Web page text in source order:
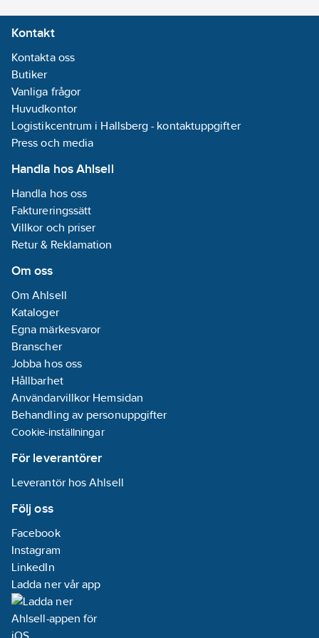
Kontakt
Kontakta oss
Butiker
Vanliga frågor
Huvudkontor
Logistikcentrum i Hallsberg - kontaktuppgifter
Press och media
Handla hos Ahlsell
Handla hos oss
Faktureringssätt
Villkor och priser
Retur & Reklamation
Om oss
Om Ahlsell
Kataloger
Egna märkesvaror
Branscher
Jobba hos oss
Hållbarhet
Användarvillkor Hemsidan
Behandling av personuppgifter
Cookie-inställningar
För leverantörer
Leverantör hos Ahlsell
Följ oss
Facebook
Instagram
LinkedIn
Ladda ner vår app